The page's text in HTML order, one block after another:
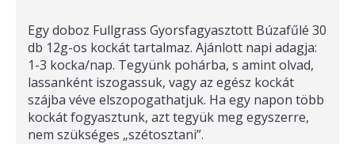
Egy doboz Fullgrass Gyorsfagyasztott Búzafűlé 30
db 12g-os kockát tartalmaz. Ajánlott napi adagja:
1-3 kocka/nap. Tegyünk pohárba, s amint olvad,
lassanként iszogassuk, vagy az egész kockát
szájba véve elszopogathatjuk. Ha egy napon több
kockát fogyasztunk, azt tegyük meg egyszerre,
nem szükséges „szétosztani”.